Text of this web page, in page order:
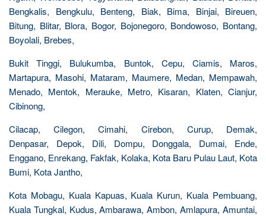
Bengkalis, Bengkulu, Benteng, Biak, Bima, Binjai, Bireuen,
Bitung, Blitar, Blora, Bogor, Bojonegoro, Bondowoso, Bontang,
Boyolali, Brebes,
Bukit Tinggi, Bulukumba, Buntok, Cepu, Ciamis, Maros,
Martapura, Masohi, Mataram, Maumere, Medan, Mempawah,
Menado, Mentok, Merauke, Metro, Kisaran, Klaten, Cianjur,
Cibinong,
Cilacap, Cilegon, Cimahi, Cirebon, Curup, Demak,
Denpasar, Depok, Dili, Dompu, Donggala, Dumai, Ende,
Enggano, Enrekang, Fakfak, Kolaka, Kota Baru Pulau Laut, Kota
Bumi, Kota Jantho,
Kota Mobagu, Kuala Kapuas, Kuala Kurun, Kuala Pembuang,
Kuala Tungkal, Kudus, Ambarawa, Ambon, Amlapura, Amuntai,